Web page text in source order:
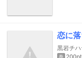
恋に
黒岩チハ
巻